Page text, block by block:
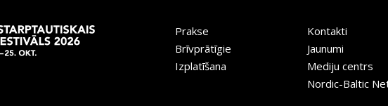
Prakse
Brīvprātīgie
Izplatīšana
Kontakti
Jaunumi
Mediju centrs
Nordic-Baltic